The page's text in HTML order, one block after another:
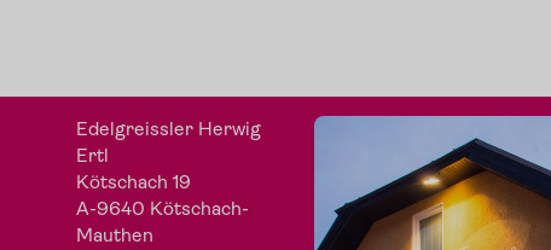
Edelgreissler Herwig
Ertl
Kötschach 19
A-9640 Kötschach-
Mauthen